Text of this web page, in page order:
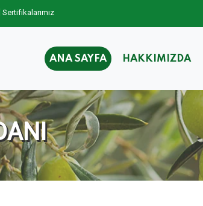
Sertifikalarımız
ANA SAYFA HAKKIMIZDA